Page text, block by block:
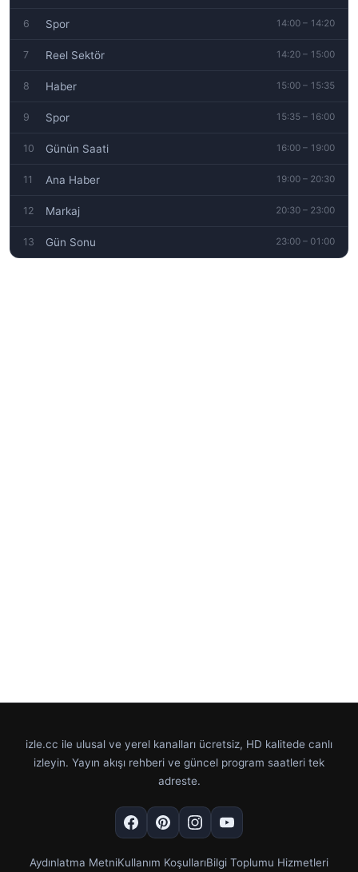
6 Spor 14:00 – 14:20
7 Reel Sektör 14:20 – 15:00
8 Haber 15:00 – 15:35
9 Spor 15:35 – 16:00
10 Günün Saati 16:00 – 19:00
11 Ana Haber 19:00 – 20:30
12 Markaj 20:30 – 23:00
13 Gün Sonu 23:00 – 01:00
izle.cc ile ulusal ve yerel kanalları ücretsiz, HD kalitede canlı
izleyin. Yayın akışı rehberi ve güncel program saatleri tek
adreste.
Aydınlatma MetniKullanım KoşullarıBilgi Toplumu Hizmetleri